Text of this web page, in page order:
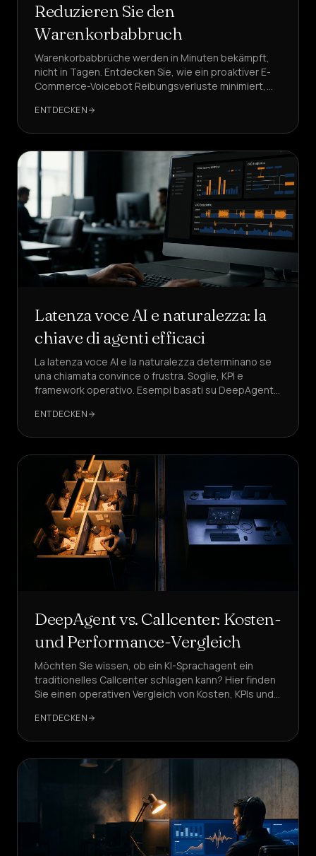
Reduzieren Sie den
Warenkorbabbruch
Warenkorbabbrüche werden in Minuten bekämpft,
nicht in Tagen. Entdecken Sie, wie ein proaktiver E-
Commerce-Voicebot Reibungsverluste minimiert,
Sekunden-Latenz steigert.
ENTDECKEN
Latenza voce AI e naturalezza: la
chiave di agenti efficaci
La latenza voce AI e la naturalezza determinano se
una chiamata convince o frustra. Soglie, KPI e
framework operativo. Esempi basati su DeepAgent,
ENTDECKEN
DeepAgent vs. Callcenter: Kosten-
und Performance-Vergleich
Möchten Sie wissen, ob ein KI-Sprachagent ein
traditionelles Callcenter schlagen kann? Hier finden
Sie einen operativen Vergleich von Kosten, KPIs und
überprüfbaren Daten.
ENTDECKEN